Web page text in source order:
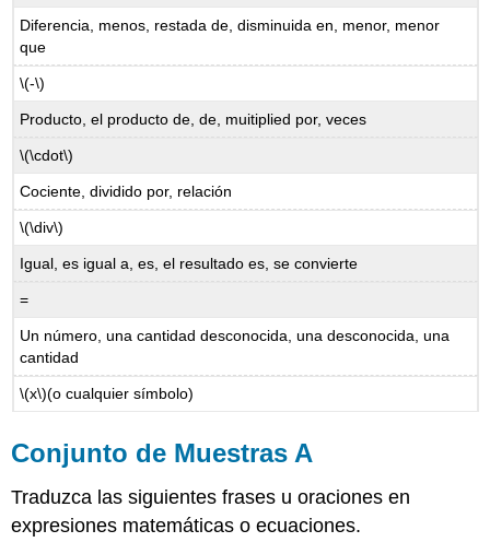
de
Problema
(\PageIndex{2}\)
práctica\
de
práctica\
Problema
práctica\
Problema
de
Diferencia, menos, restada de, disminuida en, menor, menor
que
\(-\)
Producto, el producto de, de, muitiplied por, veces
\(\cdot\)
Cociente, dividido por, relación
\(\div\)
Igual, es igual a, es, el resultado es, se convierte
=
Un número, una cantidad desconocida, una desconocida, una
cantidad
\(x\)(o cualquier símbolo)
Conjunto de Muestras A
Traduzca las siguientes frases u oraciones en
expresiones matemáticas o ecuaciones.